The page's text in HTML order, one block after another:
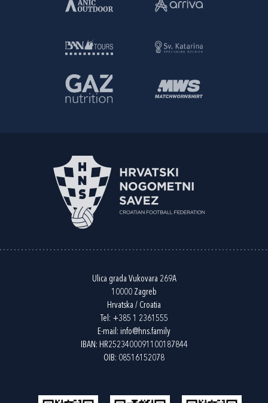
Ulica grada Vukovara 269A
10000 Zagreb
Hrvatska / Croatia
Tel: +385 1 2361555
E-mail: info@hns.family
IBAN: HR2523400091100187844
OIB: 08516152078